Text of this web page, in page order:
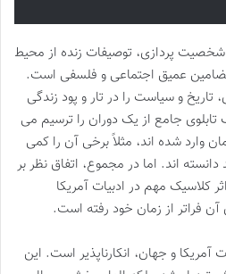
پردازی، توصیفات زنده از محیط
عمیق اجتماعی و فلسفی است.
تاریخ و سیاست را در تار و پود زندگی
جامع از یک دوران را ترسیم می
وارد شده اند، مثلاً برخی آن را کمی
اند. اما در مجموع، اتفاق نظر بر
کلاسیک مهم در ادبیات آمریکا
فراتر از زمان خود رفته است.
آمریکا و جهان، انکارناپذیر است. این